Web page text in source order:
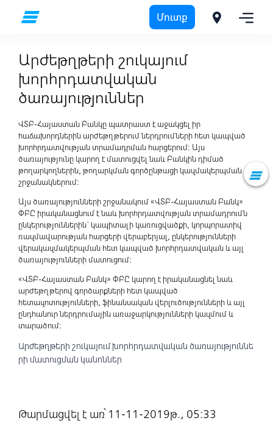
Մուտք
Արժեթղթերի շուկայում
խորհրդատվական
ծառայություններ
ՎՏԲ-Հայաստան Բանկը պատրաստ է աջակցել իր
հաճախորդներին արժեթղթերում ներդրումների հետ կապված
խորհրդատվության տրամադրման հարցերում: Այս
ծառայությունը կարող է մատուցվել նաև Բանկին դիմած
թողարկողներին, թողարկման գործընթացի կազմակերպման
շրջանակներում։
Այս ծառայությունների շրջանակում «ՎՏԲ-Հայաստան Բանկ»
ՓԲԸ իրականացնում է նաև խորհրդատվության տրամադրումն
ընկերություններին` կապիտալի կառուցվածքի, կորպորատիվ
ռազմավարության հարցերի վերաբերյալ, ընկերությունների
վերակազմակերպման հետ կապված խորհրդատվական և այլ
ծառայությունների մատուցում:
«ՎՏԲ-Հայաստան Բանկ» ՓԲԸ կարող է իրականացնել նաև
արժեթղթերով գործարքների հետ կապված
հետազոտությունների, ֆինանսական վերլուծությունների և այլ
ընդհանուր ներդրումային առաջարկությունների կազմում և
տարածում:
Արժեթղթերի շուկայում խորհրդատվական ծառայություննե
րի մատուցման կանոններ
Թարմացվել է առ՝ 11-11-2019թ., 05:33